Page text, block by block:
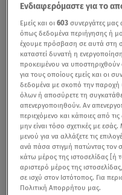
Ενδιαφερόμαστε για το
Εμείς και οι603 συνεργάτες
όπως δεδομένα περιήγησης ή
έχουμε πρόσβαση σε αυτά στη
καταστεί δυνατή η
προκειμένου να υποστηριχθούν
για τους οποίους εμείς και οι
δεδομένα με σκοπό την παροχή
όλων ή αποσύρετε τη
απενεργοποιηθούν. Αν
περιεχόμενο και κάποιες από
μην είναι τόσο σχετικές με
μενού για να αλλάξετε τις
ανά πάσα στιγμή πατώντας τον
κάτω μέρος της ιστοσελίδας [ή
αριστερό μέρος της
σε ισχύ στον Ιστότοπος. Για
Πολιτική Απορρήτου μας.